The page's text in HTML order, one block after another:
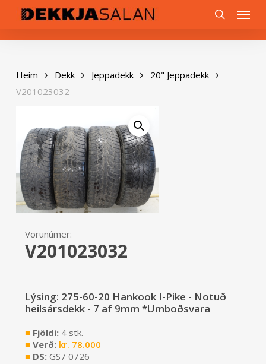
content
Menu
Heim Dekk Jeppadekk
20" Jeppadekk
V201023032
Vörunúmer:
V201023032
Lýsing: 275-60-20 Hankook I-Pike - Notuð
heilsársdekk - 7 af 9mm *Umboðsvara
■Fjöldi: 4 stk.
■Verð: kr. 78.000
■DS: GS7 0726